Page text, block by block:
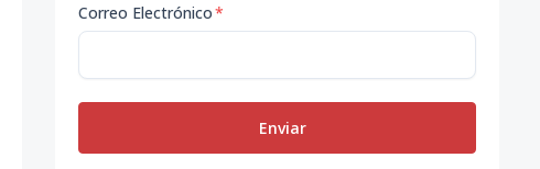
Correo Electrónico*
Enviar